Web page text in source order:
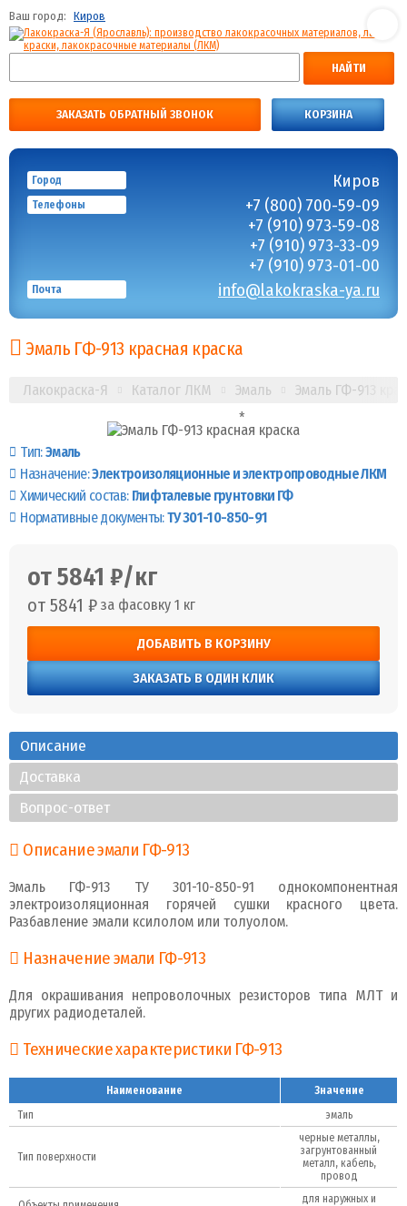
Ваш город: Киров
НАЙТИ
ЗАКАЗАТЬ ОБРАТНЫЙ ЗВОНОК КОРЗИНА
Город Киров
Телефоны
+7 (800) 700-59-09
+7 (910) 973-59-08
+7 (910) 973-33-09
+7 (910) 973-01-00
Почта info@lakokraska-ya.ru
Эмаль ГФ-913 красная краска
Лакокраска-Я Каталог ЛКМ Эмаль Эмаль ГФ-913
Тип:Эмаль
Назначение:Электроизоляционные и электропроводные ЛКМ
Химический состав: Глифталевые грунтовки ГФ
Нормативные документы:ТУ 301-10-850-91
от 5841 ₽/кг
от 5841 ₽ за фасовку 1 кг
ДОБАВИТЬ В КОРЗИНУ
ЗАКАЗАТЬ В ОДИН КЛИК
Описание
Доставка
Вопрос-ответ
Описание эмали ГФ-913
Эмаль ГФ-913 ТУ 301-10-850-91 однокомпонентная
электроизоляционная горячей сушки красного цвета.
Разбавление эмали ксилолом или толуолом.
Назначение эмали ГФ-913
Для окрашивания непроволочных резисторов типа МЛТ и
других радиодеталей.
Технические характеристики ГФ-913
Наименование
Значение
Тип
эмаль
Тип поверхности
черные металлы,
загрунтованный
металл, кабель,
провод
для наружных и